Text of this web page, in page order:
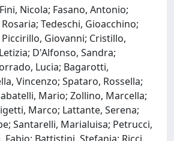
Nicola; Fasano, Antonio;
Tedeschi, Gioacchino;
Giovanni; Cristillo,
D'Alfonso, Sandra;
Lucia; Bagarotti,
Vincenzo; Spataro, Rossella;
Mario; Zollino, Marcella;
Marco; Lattante, Serena;
Santarelli, Marialuisa; Petrucci,
Battistini, Stefania; Ricci,